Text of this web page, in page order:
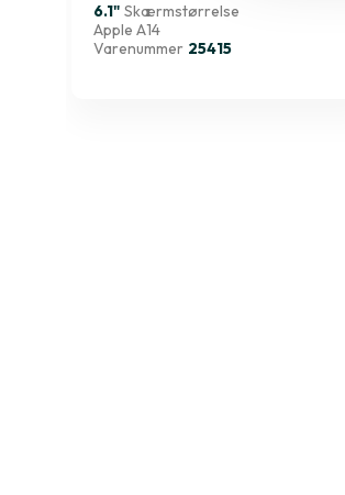
6.1" Skærmstørrelse
Apple A14
Varenummer 25415